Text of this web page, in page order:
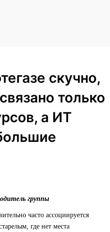
скучно,
только
а ИТ
группы
часто ассоциируется
где нет места